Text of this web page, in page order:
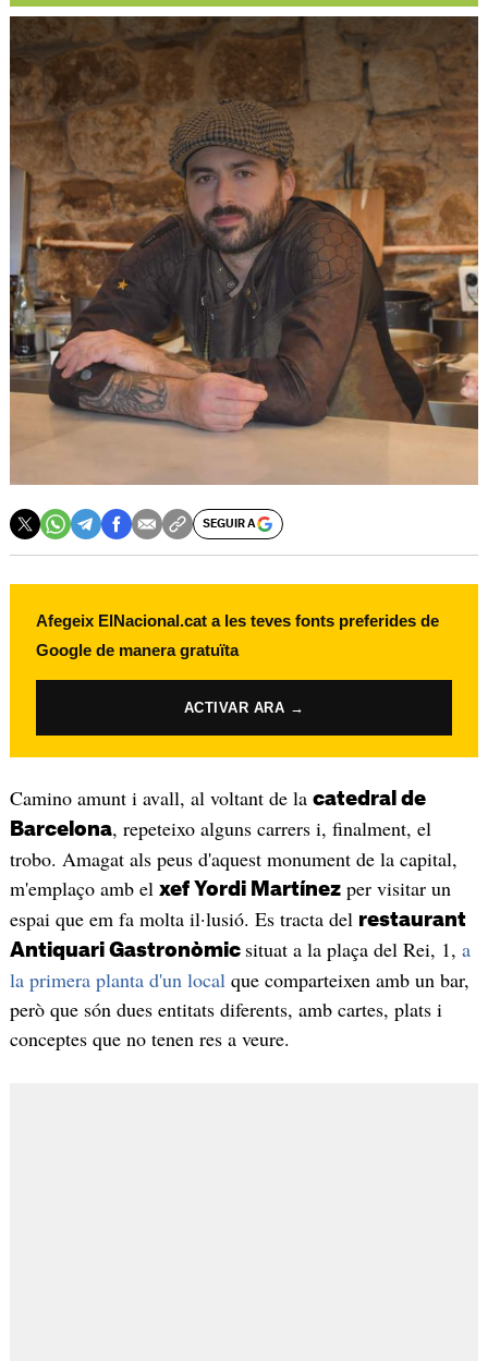
SEGUIR A
Afegeix ElNacional.cat a les teves fonts preferides de
Google de manera gratuïta
ACTIVAR ARA →
Camino amunt i avall, al voltant de la catedral de
Barcelona, repeteixo alguns carrers i, finalment, el
trobo. Amagat als peus d'aquest monument de la capital,
m'emplaço amb el xef Yordi Martínezper visitar un
espai que em fa molta il·lusió. Es tracta del restaurant
Antiquari Gastronòmic situat a la plaça del Rei, 1, a
la primera planta d'un localque comparteixen amb un bar,
però que són dues entitats diferents, amb cartes, plats i
conceptes que no tenen res a veure.